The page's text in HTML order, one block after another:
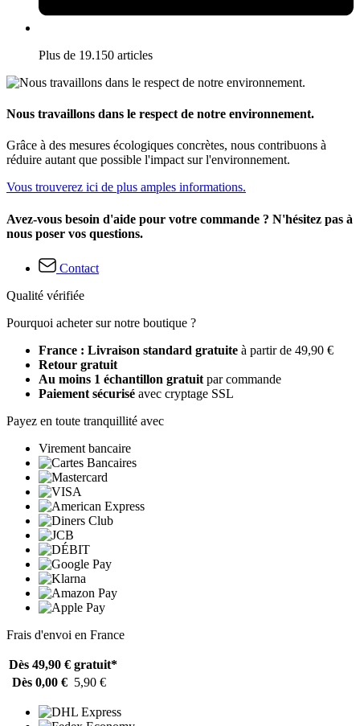
Plus de 19.150 articles
Nous travaillons dans le respect de notre environnement.
Grâce à des mesures écologiques concrètes, nous contribuons à
réduire autant que possible l'impact sur l'environnement.
Vous trouverez ici de plus amples informations.
Avez-vous besoin d'aide pour votre commande ? N'hésitez pas à
nous poser vos questions.
Contact
Qualité vérifiée
Pourquoi acheter sur notre boutique ?
France : Livraison standard gratuite à partir de 49,90 €
Retour gratuit
Au moins 1 échantillon gratuit par commande
Paiement sécurisé avec cryptage SSL
Payez en toute tranquillité avec
Virement bancaire
Frais d'envoi en France
Dès 49,90 € gratuit*
Dès 0,00 € 5,90 €